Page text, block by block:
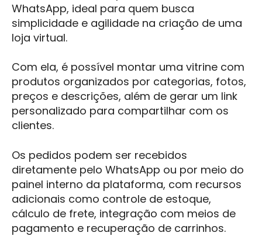
WhatsApp, ideal para quem busca
simplicidade e agilidade na criação de uma
loja virtual.
Com ela, é possível montar uma vitrine com
produtos organizados por categorias, fotos,
preços e descrições, além de gerar um link
personalizado para compartilhar com os
clientes.
Os pedidos podem ser recebidos
diretamente pelo WhatsApp ou por meio do
painel interno da plataforma, com recursos
adicionais como controle de estoque,
cálculo de frete, integração com meios de
pagamento e recuperação de carrinhos.